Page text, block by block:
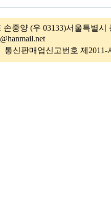
손중양 (우 03133)서울특별
신판매업신고번호 제